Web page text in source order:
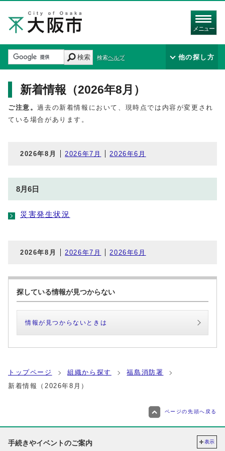
メニュー
検索 検索ヘルプ 他の探し方
新着情報（2026年8月）
ご注意。過去の新着情報において、現時点では内容が変更され
ている場合があります。
2026年8月 2026年7月 2026年6月
8月6日
災害発生状況
2026年8月 2026年7月 2026年6月
探している情報が見つからない
情報が見つからないときは
トップページ 組織から探す
福島消防署
新着情報（2026年8月）
ページの先頭へ戻る
手続きやイベントのご案内 表示